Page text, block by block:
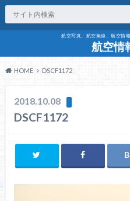
航空写真、航空無線、航空情
航空情
HOME DSCF1172
2018.10.08
DSCF1172